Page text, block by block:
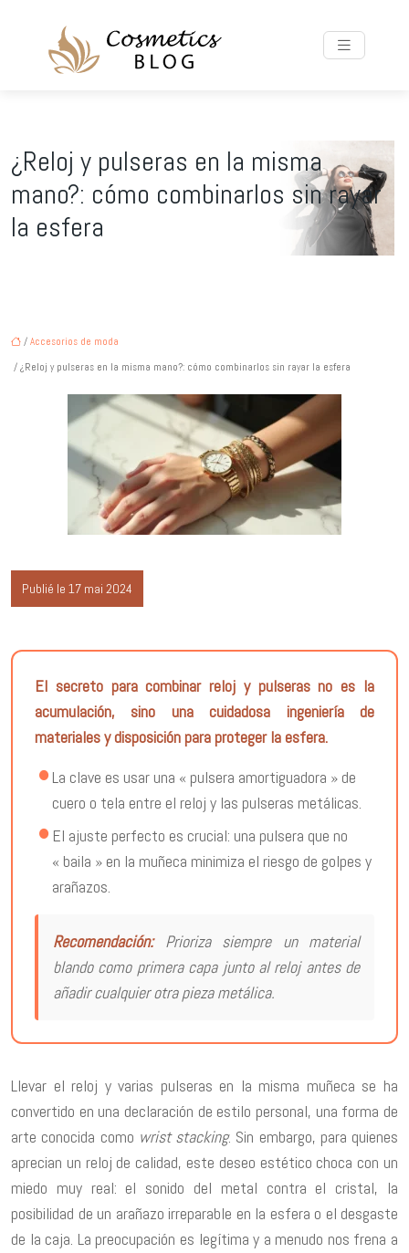
¿Reloj y pulseras en la misma
mano?: cómo combinarlos sin rayar
la esfera
/ Accesorios de moda
/ ¿Reloj y pulseras en la misma mano?: cómo combinarlos sin rayar la esfera
Publié le 17 mai 2024
El secreto para combinar reloj y pulseras no es la
acumulación, sino una cuidadosa ingeniería de
materiales y disposición para proteger la esfera.
La clave es usar una « pulsera amortiguadora » de
cuero o tela entre el reloj y las pulseras metálicas.
El ajuste perfecto es crucial: una pulsera que no
« baila » en la muñeca minimiza el riesgo de golpes y
arañazos.
Recomendación:Prioriza siempre un material
blando como primera capa junto al reloj antes de
añadir cualquier otra pieza metálica.
Llevar el reloj y varias pulseras en la misma muñeca se ha
convertido en una declaración de estilo personal, una forma de
arte conocida como wrist stacking. Sin embargo, para quienes
aprecian un reloj de calidad, este deseo estético choca con un
miedo muy real: el sonido del metal contra el cristal, la
posibilidad de un arañazo irreparable en la esfera o el desgaste
de la caja. La preocupación es legítima y a menudo nos frena a